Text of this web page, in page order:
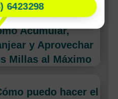
de Avianca:
Acumular,
y Aprovechar
Millas al Máximo
puedo hacer el
6423298